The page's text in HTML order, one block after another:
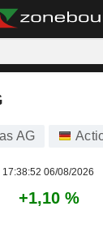
AG
17:38:52 06/08/2026
+1,10 %